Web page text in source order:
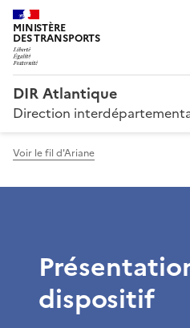
MINISTÈRE
DES TRANSPORTS
DIR Atlantique
Direction
Voir le fil d'Ariane
dispositif